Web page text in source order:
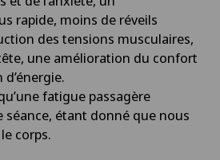
rapide, moins de réveils
des tensions musculaires,
une amélioration du confort
fatigue passagère
séance, étant donné que nous
corps.